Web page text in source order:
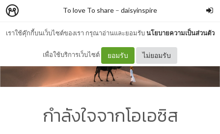
เราใช้คุ๊กกี้บนเว็บไซต์ของเรา กรุณาอ่านและยอมรับนโยบายความเป็นส่วนตัว
เพื่อใช้บริการเว็บไซต์ ยอมรับ ไม่ยอมรับ
To love To share – daisyinspire
กำลังใจจากโอเอซิส